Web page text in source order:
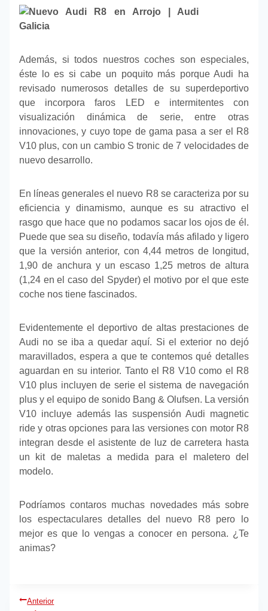
Además, si todos nuestros coches son especiales,
éste lo es si cabe un poquito más porque Audi ha
revisado numerosos detalles de su superdeportivo
que incorpora faros LED e intermitentes con
visualización dinámica de serie, entre otras
innovaciones, y cuyo tope de gama pasa a ser el R8
V10 plus, con un cambio S tronic de 7 velocidades de
nuevo desarrollo.
En líneas generales el nuevo R8 se caracteriza por su
eficiencia y dinamismo, aunque es su atractivo el
rasgo que hace que no podamos sacar los ojos de él.
Puede que sea su diseño, todavía más afilado y ligero
que la versión anterior, con 4,44 metros de longitud,
1,90 de anchura y un escaso 1,25 metros de altura
(1,24 en el caso del Spyder) el motivo por el que este
coche nos tiene fascinados.
Evidentemente el deportivo de altas prestaciones de
Audi no se iba a quedar aquí. Si el exterior no dejó
maravillados, espera a que te contemos qué detalles
aguardan en su interior. Tanto el R8 V10 como el R8
V10 plus incluyen de serie el sistema de navegación
plus y el equipo de sonido Bang & Olufsen. La versión
V10 incluye además las suspensión Audi magnetic
ride y otras opciones para las versiones con motor R8
integran desde el asistente de luz de carretera hasta
un kit de maletas a medida para el maletero del
modelo.
Podríamos contaros muchas novedades más sobre
los espectaculares detalles del nuevo R8 pero lo
mejor es que lo vengas a conocer en persona. ¿Te
animas?
Navegación
Anterior